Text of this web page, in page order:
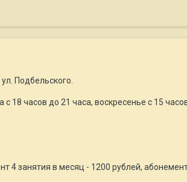
Подбельского.
18 часов до 21 часа, воскресенье с 15
4 занятия в месяц - 1200 рублей,